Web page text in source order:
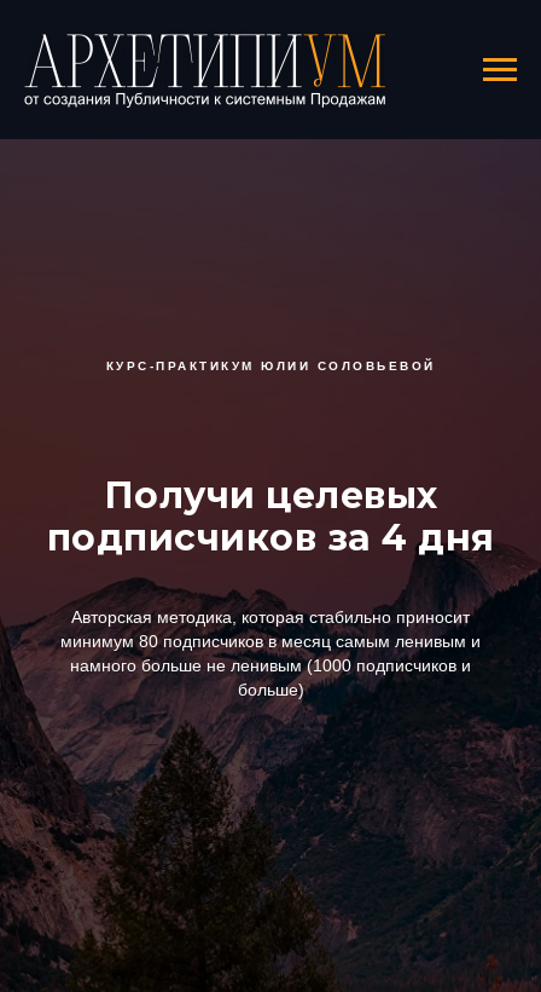
КУРС-ПРАКТИКУМ ЮЛИИ СОЛОВЬЕВОЙ
Получи целевых
подписчиков за 4 дня
Авторская методика, которая стабильно приносит
минимум 80 подписчиков в месяц самым ленивым и
намного больше не ленивым (1000 подписчиков и
больше)